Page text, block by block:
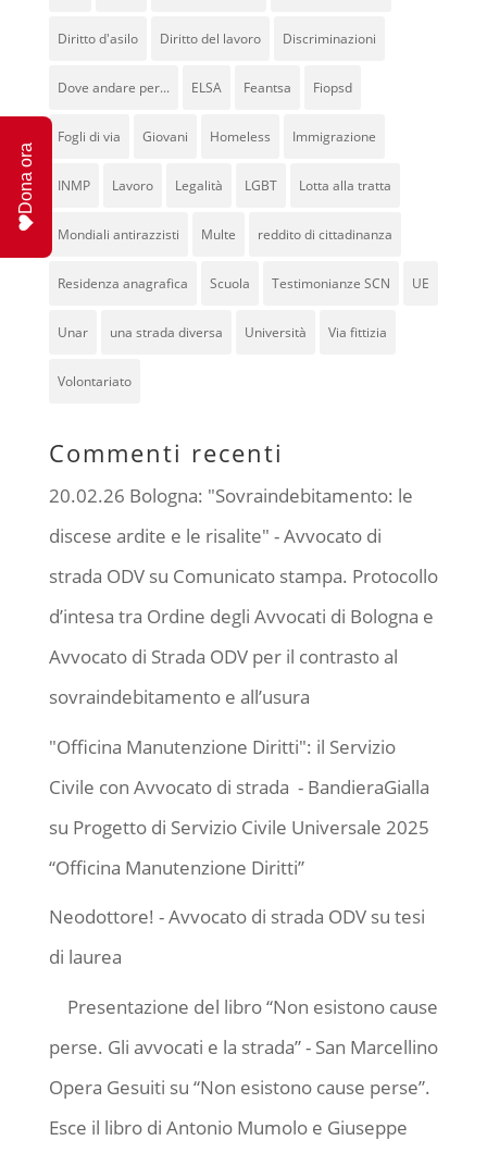
Diritto d'asilo Diritto del lavoro Discriminazioni
Dove andare per... ELSA Feantsa Fiopsd
Fogli di via Giovani Homeless Immigrazione
INMP Lavoro Legalità LGBT Lotta alla tratta
Mondiali antirazzisti Multe reddito di cittadinanza
Residenza anagrafica Scuola Testimonianze SCN UE
Unar una strada diversa Università Via fittizia
Volontariato
Commenti recenti
20.02.26 Bologna: "Sovraindebitamento: le
discese ardite e le risalite" - Avvocato di
strada ODVsu Comunicato stampa. Protocollo
d’intesa tra Ordine degli Avvocati di Bologna e
Avvocato di Strada ODV per il contrasto al
sovraindebitamento e all’usura
"Officina Manutenzione Diritti": il Servizio
Civile con Avvocato di strada - BandieraGialla
su Progetto di Servizio Civile Universale 2025
“Officina Manutenzione Diritti”
Neodottore! - Avvocato di strada ODVsu tesi
di laurea
Presentazione del libro “Non esistono cause
perse. Gli avvocati e la strada” - San Marcellino
Opera Gesuiti su “Non esistono cause perse”.
Esce il libro di Antonio Mumolo e Giuseppe
Dona ora